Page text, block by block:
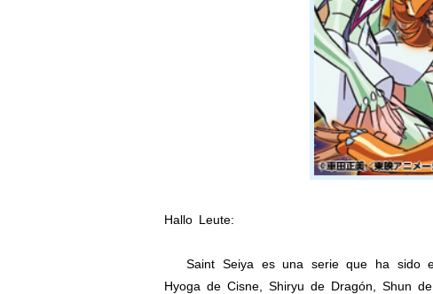
Hallo Leute:
Saint Seiya es una serie que ha sido
Hyoga de Cisne, Shiryu de Dragón, Shun